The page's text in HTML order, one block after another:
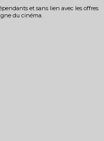
et sans lien avec les offres
du cinéma.